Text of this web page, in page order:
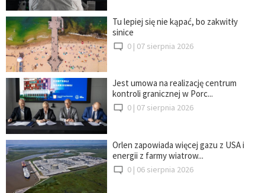
Tu lepiej się nie kąpać, bo zakwitły
sinice
0 | 07 sierpnia 2026
Jest umowa na realizację centrum
kontroli granicznej w Porc...
0 | 07 sierpnia 2026
Orlen zapowiada więcej gazu z USA i
energii z farmy wiatrow...
0 | 06 sierpnia 2026